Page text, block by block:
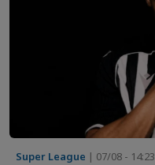
Super League | 07/08 - 14:23